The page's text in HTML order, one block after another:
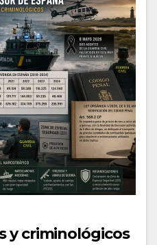
y criminológicos